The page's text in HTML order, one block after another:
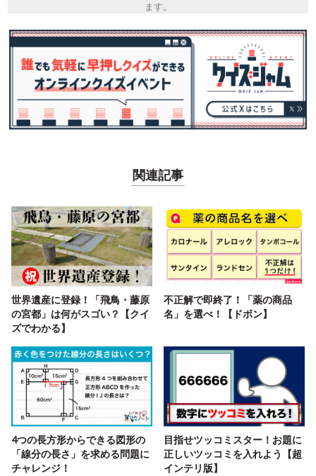
ます。
関連記事
世界遺産に登録！「飛鳥・藤原
の宮都」は何がスゴい？【クイ
ズでわかる】
不正解で即終了！「薬の商品
名」を選べ！【ドボン】
4つの長方形からできる図形の
「線分の長さ」を求める問題に
チャレンジ！
目指せツッコミスター！お題に
正しいツッコミを入れよう【超
インテリ版】